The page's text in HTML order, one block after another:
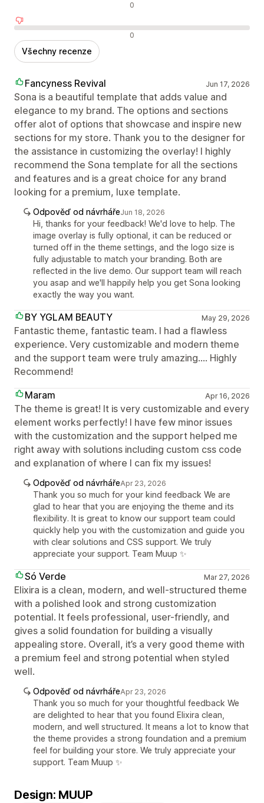
0
0
Všechny recenze
Fancyness Revival Jun 17, 2026
Sona is a beautiful template that adds value and
elegance to my brand. The options and sections
offer alot of options that showcase and inspire new
sections for my store. Thank you to the designer for
the assistance in customizing the overlay! I highly
recommend the Sona template for all the sections
and features and is a great choice for any brand
looking for a premium, luxe template.
Odpověď od návrhářeJun 18, 2026
Hi, thanks for your feedback! We'd love to help. The
image overlay is fully optional, it can be reduced or
turned off in the theme settings, and the logo size is
fully adjustable to match your branding. Both are
reflected in the live demo. Our support team will reach
you asap and we'll happily help you get Sona looking
exactly the way you want.
BY YGLAM BEAUTY May 29, 2026
Fantastic theme, fantastic team. I had a flawless
experience. Very customizable and modern theme
and the support team were truly amazing.... Highly
Recommend!
Maram
Apr 16, 2026
The theme is great! It is very customizable and every
element works perfectly! I have few minor issues
with the customization and the support helped me
right away with solutions including custom css code
and explanation of where I can fix my issues!
Odpověď od návrhářeApr 23, 2026
Thank you so much for your kind feedback We are
glad to hear that you are enjoying the theme and its
flexibility. It is great to know our support team could
quickly help you with the customization and guide you
with clear solutions and CSS support. We truly
appreciate your support. Team Muup ✨
Só Verde Mar 27, 2026
Elixira is a clean, modern, and well-structured theme
with a polished look and strong customization
potential. It feels professional, user-friendly, and
gives a solid foundation for building a visually
appealing store. Overall, it’s a very good theme with
a premium feel and strong potential when styled
well.
Odpověď od návrhářeApr 23, 2026
Thank you so much for your thoughtful feedback We
are delighted to hear that you found Elixira clean,
modern, and well structured. It means a lot to know that
the theme provides a strong foundation and a premium
feel for building your store. We truly appreciate your
support. Team Muup ✨
Design: MUUP